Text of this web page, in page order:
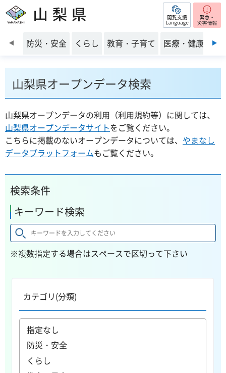
山梨県 閲覧支援
前のスライドを表示
防災・安全 くらし 教育・子育て 医療・健康・福
山梨県オープンデータ検索
山梨県オープンデータの利用（利用規約等）に関しては、
山梨県オープンデータサイトをご覧ください。
こちらに掲載のないオープンデータについては、 やまなし
データプラットフォームもご覧ください。
検索条件
キーワード検索
※複数指定する場合はスペースで区切って下さい
カテゴリ(分類)